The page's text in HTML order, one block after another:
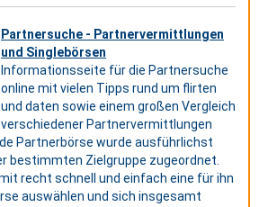
Partnersuche - Partnervermittlungen
und Singlebörsen
Informationsseite für die Partnersuche
online mit vielen Tipps rund um flirten
und daten sowie einem großen Vergleich
verschiedener Partnervermittlungen
Partnerbörse wurde ausführlichst
bestimmten Zielgruppe zugeordnet.
recht schnell und einfach eine für ihn
auswählen und sich insgesamt